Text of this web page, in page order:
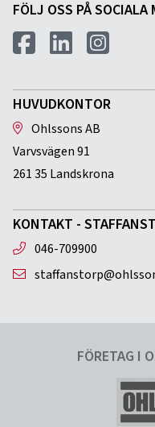
FÖLJ OSS PÅ SOCIALA
HUVUDKONTOR
Ohlssons AB
Varvsvägen 91
261 35 Landskrona
KONTAKT -
046-709900
FÖRETAG I